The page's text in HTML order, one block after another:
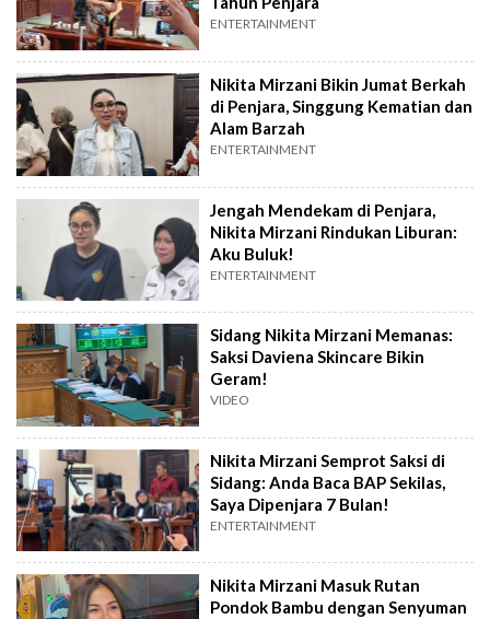
ENTERTAINMENT
Nikita Mirzani Bikin Jumat Berkah
di Penjara, Singgung Kematian dan
Alam Barzah
ENTERTAINMENT
Jengah Mendekam di Penjara,
Nikita Mirzani Rindukan Liburan:
Aku Buluk!
ENTERTAINMENT
Sidang Nikita Mirzani Memanas:
Saksi Daviena Skincare Bikin
Geram!
VIDEO
Nikita Mirzani Semprot Saksi di
Sidang: Anda Baca BAP Sekilas,
Saya Dipenjara 7 Bulan!
ENTERTAINMENT
Nikita Mirzani Masuk Rutan
Pondok Bambu dengan Senyuman